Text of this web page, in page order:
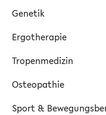
Genetik
Ergotherapie
Tropenmedizin
Osteopathie
Sport &